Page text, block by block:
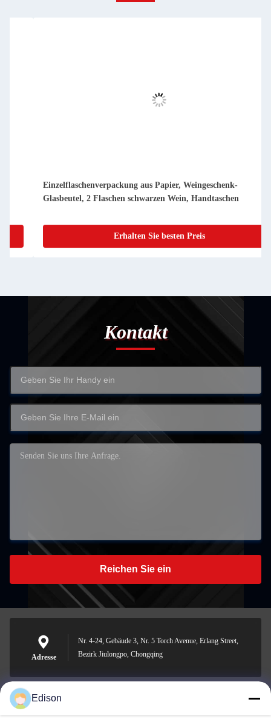
Einzelflaschenverpackung aus Papier, Weingeschenk-
Glasbeutel, 2 Flaschen schwarzen Wein, Handtaschen
Erhalten Sie besten Preis
Kontakt
Reichen Sie ein
Adresse
Nr. 4-24, Gebäude 3, Nr. 5 Torch Avenue, Erlang Street,
Bezirk Jiulongpo, Chongqing
edisonzhan666@163.com
Edison